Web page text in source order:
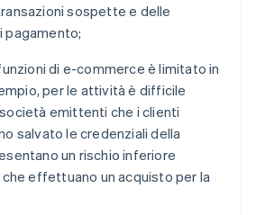
sospette e delle
pagamento;
di e-commerce è limitato in
per le attività è difficile
emittenti che i clienti
salvato le credenziali della
un rischio inferiore
effettuano un acquisto per la